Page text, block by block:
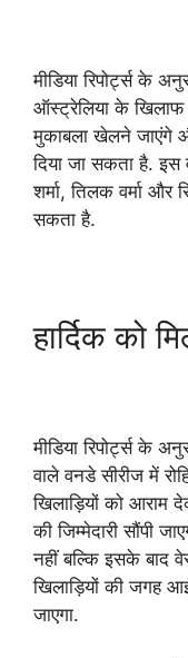
मीडिया रिपोर्ट्स के
ऑस्ट्रेलिया के खिलाफ
मुकाबला खेलने जाएंगे
दिया जा सकता है.
शर्मा, तिलक वर्मा और
सकता है.
हार्दिक को
मीडिया रिपोर्ट्स के
वाले वनडे सीरीज में
खिलाड़ियों को आराम
की जिम्मेदारी सौंपी
नहीं बल्कि इसके बाद
खिलाड़ियों की जगह
जाएगा.